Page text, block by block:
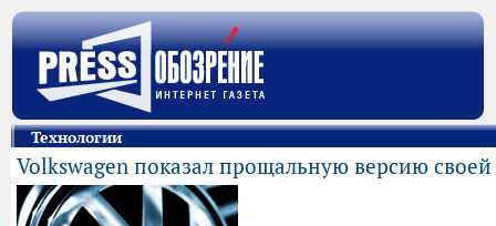
Технологии
Volkswagen показал прощальную версию